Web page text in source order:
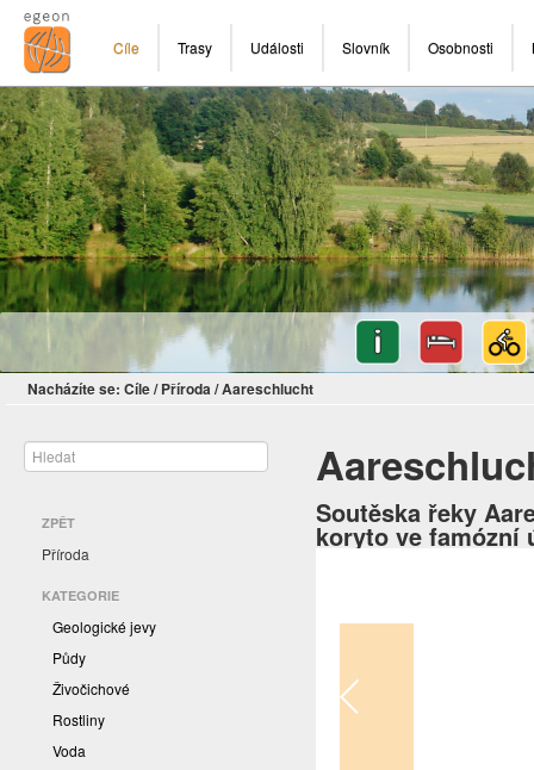
Cíle Trasy Události Slovník Osobnosti
Nacházíte se: Cíle/ Příroda/Aareschlucht
ZPĚT
Příroda
KATEGORIE
Geologické jevy
Půdy
Živočichové
Rostliny
Voda
Soutěska řeky
koryto ve famózní